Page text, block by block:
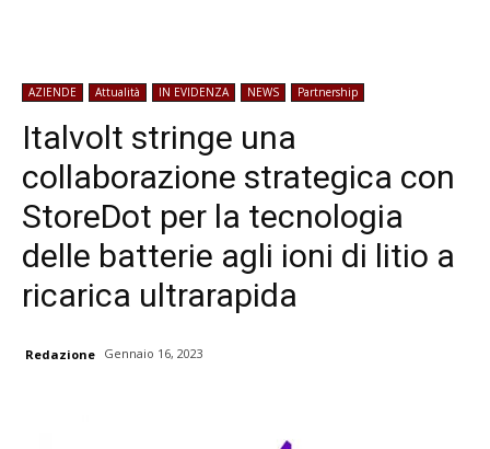
AZIENDE Attualità IN EVIDENZA NEWS Partnership
Italvolt stringe una
collaborazione strategica con
StoreDot per la tecnologia
delle batterie agli ioni di litio a
ricarica ultrarapida
Redazione Gennaio 16, 2023